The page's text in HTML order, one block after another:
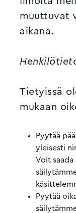
muuttuvat
aikana.
Tietyissä
mukaan
Pyytää
yleisesti
Voit
Pyytää